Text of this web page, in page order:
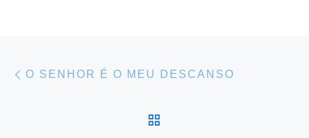
O SENHOR É O MEU DESCANSO